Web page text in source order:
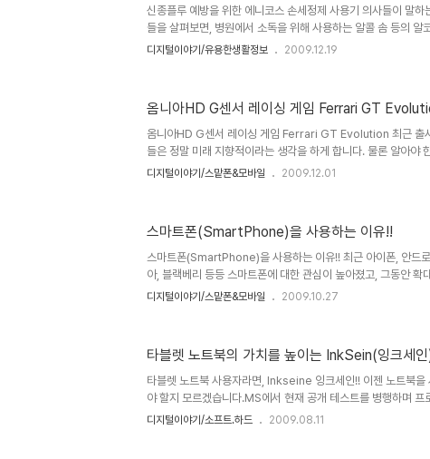
야 의미있는 포스트가 되겠다고 생각되었기 때문입니다. 개인적
신종플루 예방을 위한 에니코스 손세정제 사용기 의사들이 말하
들을 살펴보면, 병원에서 소독을 위해 사용하는 알콜 솜 등의 알
이라고 합니다. 그리고 약 70% 정도가 되어야 충분한 소독의 효
밝혔습니다만, 전 결벽증세가 좀 심하게 있는 부류의 사람입니다
미하는 것이 아니라는 것을 너무도 잘알고 있지만, 이를 바꾸기
라면 문제일..
디지털이야기/유용한생활정보 2009.12.19
옴니아HD G센서 레이싱 게임 Ferrari GT
옴니아HD G센서 레이싱 게임 Ferrari GT Evolution 최근 출
들은 정말 미래 지향적이라는 생각을 하게 합니다. 물론 알아야
만,-그래서 인터넷이 세상을 더 발전시키는 매개가 된다는 생각
용을 쓰고자 하는 것은 아니니 G센서가 궁금하신 분들이라면 한
해보시는 것도 좋을듯 합니다. 물론 궁금하셨던 분들이 지금껏
디지털이야기/스맡폰&모바일 2009.12.01
스마트폰(SmartPhone)을 사용하는 이유!!
스마트폰(SmartPhone)을 사용하는 이유!! 최근 아이폰, 안드로
아, 블랙베리 등등 스마트폰에 대한 관심이 높아졌고, 그동안 확
차 늘어나고 있는 추세입니다. 또한 컴퓨터 속에서 일어났던 경쟁
는데, 저또한 그동안 주~욱 사용해 오던 기종들이 초기 팜을 제
다. 현재까지도... 물론 이건 선택이라기 보다는 PDA에 대한 제
디지털이야기/스맡폰&모바일 2009.10.27
타블렛 노트북의 가치를 높이는 InkSein(잉크세
타블렛 노트북 사용자라면, Inkseine 잉크세인!! 이젠 노트북을
야 할지 모르겠습니다.MS에서 현재 공개 테스트를 병행하며 프
블렛용 정리도구...기존에 OneNote가 있고, 스프링노트 등 이와
디지털이야기/소프트.하드 2009.08.11